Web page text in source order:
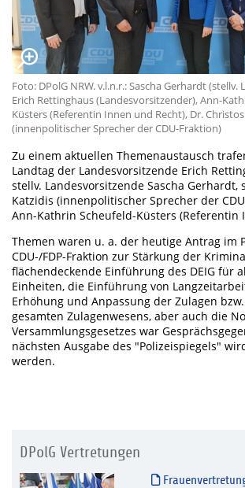
Foto: DPolG NRW. v.l.n.r.: Sascha Gerhardt
Erich Rettinghaus (Landesvorsitzender), Ann-
Küsters (Referentin Innen und Recht), Dr.
(innenpolitischer Sprecher der CDU-Fraktion)
Zu einem aktuellen Themenaustausch
Landtag der Landesvorsitzende Erich
stellv. Landesvorsitzende Sascha Gerhardt,
Katzidis (innenpolitischer Sprecher der
Ann-Kathrin Scheufeld-Küsters (Referentin
Themen waren u. a. der heutige Antrag im
CDU-/FDP-Fraktion zur Stärkung der
flächendeckende Einführung des DEIG für
Einheiten, die Einführung von
Erhöhung und Anpassung der Zulagen
gesamten Zulagenwesens, aber auch die
Versammlungsgesetzes war
nächsten Ausgabe des "Polizeispiegels"
werden.
DPolG Vertretungen